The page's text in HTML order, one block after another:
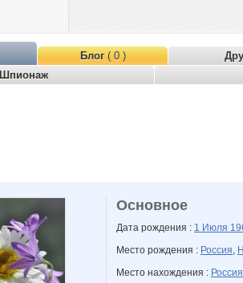
Блог( 0 )
Шпионаж
Основное
Дата рождения : 1 Июля
Место рождения : Россия,
Место нахождения : Россия